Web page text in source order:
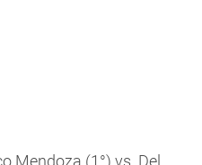
Mendoza (1°) vs. Del